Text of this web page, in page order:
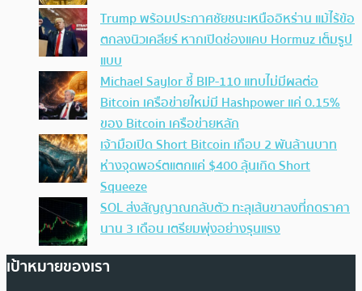
Trump พร้อมประกาศชัยชนะเหนืออิหร่าน แม้ไร้ข้อ
ตกลงนิวเคลียร์ หากเปิดช่องแคบ Hormuz เต็มรูป
แบบ
Michael Saylor ชี้ BIP-110 แทบไม่มีผลต่อ
Bitcoin เครือข่ายใหม่มี Hashpower แค่ 0.15%
ของ Bitcoin เครือข่ายหลัก
เจ้ามือเปิด Short Bitcoin เกือบ 2 พันล้านบาท
ห่างจุดพอร์ตแตกแค่ $400 ลุ้นเกิด Short
Squeeze
SOL ส่งสัญญาณกลับตัว ทะลุเส้นขาลงที่กดราคา
นาน 3 เดือน เตรียมพุ่งอย่างรุนแรง
เป้าหมายของเรา